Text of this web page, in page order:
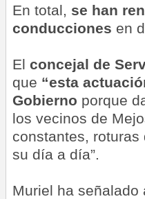
En total, se han
conducciones en
El concejal de
que “esta
Gobierno porque
los vecinos de
constantes,
su día a día”.
Muriel ha señalado